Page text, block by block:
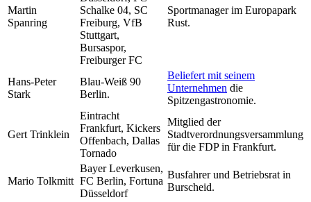
Martin
Spanring
Schalke 04, SC
Freiburg, VfB
Stuttgart,
Bursaspor,
Freiburger FC
Sportmanager im Europapark
Rust.
Hans-Peter
Stark
Blau-Weiß 90
Berlin.
Beliefert mit seinem
Unternehmen die
Spitzengastronomie.
Gert Trinklein
Eintracht
Frankfurt, Kickers
Offenbach, Dallas
Tornado
Mitglied der
Stadtverordnungsversammlung
für die FDP in Frankfurt.
Mario Tolkmitt
Bayer Leverkusen,
FC Berlin, Fortuna
Düsseldorf
Busfahrer und Betriebsrat in
Burscheid.